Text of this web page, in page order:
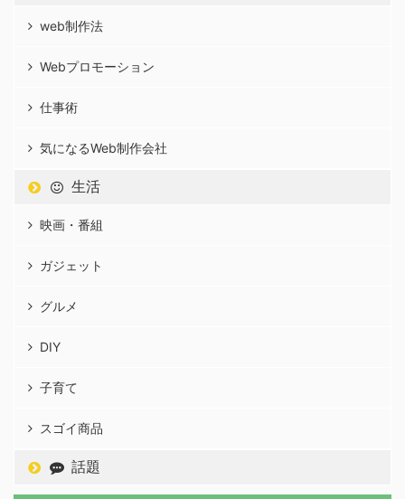
web制作法
Webプロモーション
仕事術
気になるWeb制作会社
生活
映画・番組
ガジェット
グルメ
DIY
子育て
スゴイ商品
話題